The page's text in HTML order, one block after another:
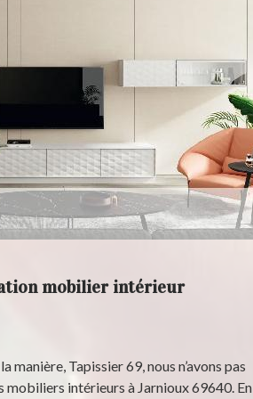
mobilier intérieur
manière, Tapissier 69, nous n’avons pas
intérieurs à Jarnioux 69640. En